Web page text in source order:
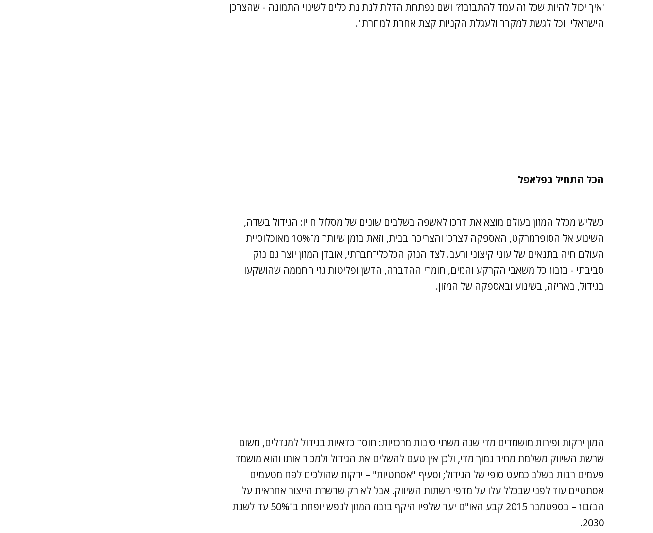
'איך יכול להיות שכל זה עמד להתבזבז?' ושם נפתחת הדלת לנתינת כלים לשינוי התמונה - שהצרכן
הישראלי יוכל לגשת למקרר ולעגלת הקניות קצת אחרת למחרת".
הכל התחיל בפלאפל
כשליש מכלל המזון בעולם מוצא את דרכו לאשפה בשלבים שונים של מסלול חייו: הגידול בשדה,
השינוע אל הסופרמרקט, האספקה לצרכן והצריכה בבית, וזאת בזמן שיותר מ־10% מאוכלוסיית
העולם חיה בתנאים של עוני קיצוני ורעב. לצד הנזק הכלכלי־חברתי, אובדן המזון יוצר גם נזק
סביבתי - בזבוז כל משאבי הקרקע והמים, חומרי ההדברה, הדשן ופליטות גזי החממה שהושקעו
בגידול, באריזה, בשינוע ובאספקה של המזון.
המון ירקות ופירות מושמדים מדי שנה משתי סיבות מרכזיות: חוסר כדאיות בגידול למגדלים, משום
שרשת השיווק משלמת מחיר נמוך מדי, ולכן אין טעם להשלים את הגידול ולמכור אותו והוא מושמד
פעמים רבות בשלב כמעט סופי של הגידול; וסעיף "אסתטיות" – ירקות שהולכים לפח מטעמים
אסתטיים עוד לפני שבכלל עלו על מדפי רשתות השיווק. אבל לא רק שרשרת הייצור אחראית על
הבזבוז – בספטמבר 2015 קבע האו"ם יעד שלפיו היקף בזבוז המזון לנפש יופחת ב־50% עד לשנת
2030.